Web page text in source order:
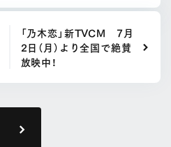
「乃木恋」新TVCM 7月
2日（月）より全国で絶賛
放映中！